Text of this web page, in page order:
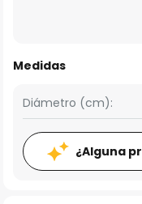
Medidas
Diámetro (cm):
¿Alguna